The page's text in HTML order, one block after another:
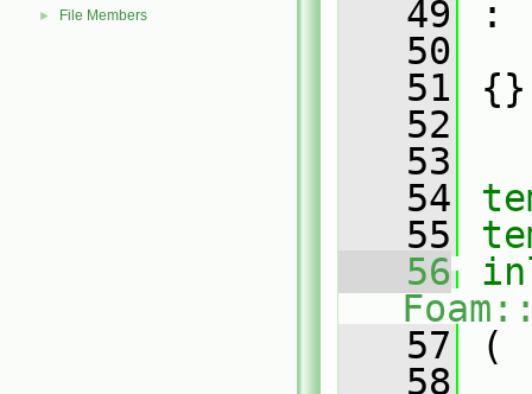
► File Members
   49
:
   50
   51
{}
   52
   53
   54
   55
   56
   57
(
   58